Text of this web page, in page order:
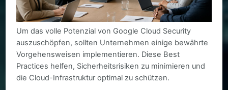
Um das volle Potenzial von Google Cloud Security
auszuschöpfen, sollten Unternehmen einige bewährte
Vorgehensweisen implementieren. Diese Best
Practices helfen, Sicherheitsrisiken zu minimieren und
die Cloud-Infrastruktur optimal zu schützen.